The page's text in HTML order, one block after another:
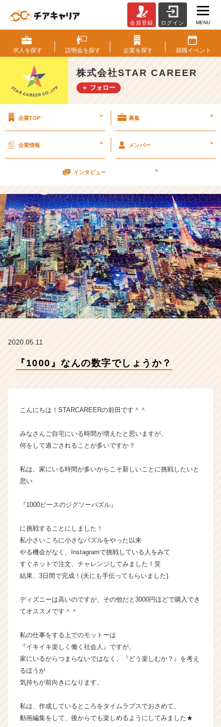
0
0
0』
な
ん
の
し
か？
【株
会
社
S
T
A
R
C
A
R
E
E
R
の
ラ
イ
|
ン
ャ
企
ら
カ
ト
が
届
く
活
チ
ア
キ
リ
h
e
会員登録 ログイン MENU
求人を探す 説明会を探す 企業を探す 就職イベント
株式会社STAR CAREER
＋ フォロー
企業TOP > 募集 >
企業情報 > メンバー >
インタビュー >
2020.05.11
『1000』なんの数字でしょうか？
こんにちは！STARCAREERの前田です＾＾
みなさんご自宅にいる時間が増えたと思いますが、
何をして過ごされることが多いですか？
私は、家にいる時間が多いからこそ新しいことに挑戦したいと
思い
『1000ピースのジグソーパズル』
に挑戦することにしました！
私小さいころに小さなパズルをやった以来
やる機会がなく、Instagramで挑戦している人をみて
すぐネットで注文、チャレンジしてみました！笑
結果、3日間で完成！(夫にも手伝ってもらいました)
ディズニーは高いのですが、その他だと3000円ほどで購入でき
てオススメです＾＾
私の仕事をする上でのモットーは
『イキイキ楽しく働く社会人』ですが、
家にいるからつまらないではなく、『どう楽しむか？』を考え
るほうが
気持ちが前向きになります。
私は、作成しているところをタイムラプスでおさめて、
動画編集をして、後からでも楽しめるようにしてみました★